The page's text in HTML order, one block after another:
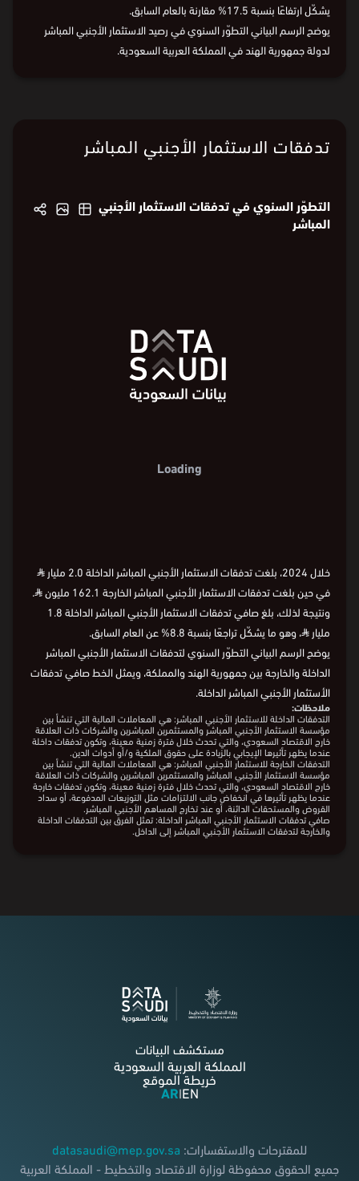
يشكّل ارتفاعًا بنسبة 17.5% مقارنة بالعام السابق.
يوضح الرسم البياني التطوّر السنوي في رصيد الاستثمار الأجنبي المباشر
لدولة جمهورية الهند في المملكة العربية السعودية.
تدفقات الاستثمار الأجنبي المباشر
التطوّر السنوي في تدفقات الاستثمار الأجنبي
المباشر
Loading
خلال 2024، بلغت تدفقات الاستثمار الأجنبي المباشر الداخلة 2.0 مليار
⃁
في حين بلغت تدفقات الاستثمار الأجنبي المباشر الخارجة 162.1 مليون
⃁
.
ونتيجة لذلك، بلغ صافي تدفقات الاستثمار الأجنبي المباشر الداخلة 1.8
مليار⃁، وهو ما يشكّل تراجعًا بنسبة 8.8% عن العام السابق.
يوضح الرسم البياني التطوّر السنوي لتدفقات الاستثمار الأجنبي المباشر
الداخلة والخارجة بين جمهورية الهند والمملكة، ويمثل الخط صافي تدفقات
الأستثمار الأجنبي المباشر الداخلة.
ملاحظات:
التدفقات الداخلة للاستثمار الأجنبي المباشر: هي المعاملات المالية التي تنشأ بين
مؤسسة الاستثمار الأجنبي المباشر والمستثمرين المباشرين والشركات ذات العلاقة
خارج الاقتصاد السعودي، والتي تحدث خلال فترة زمنية معينة، وتكون تدفقات داخلة
عندما يظهر تأثيرها الإيجابي بالزيادة على حقوق الملكية و/أو أدوات الدين.
التدفقات الخارجة للاستثمار الأجنبي المباشر: هي المعاملات المالية التي تنشأ بين
مؤسسة الاستثمار الأجنبي المباشر والمستثمرين المباشرين والشركات ذات العلاقة
خارج الاقتصاد السعودي، والتي تحدث خلال فترة زمنية معينة، وتكون تدفقات خارجة
عندما يظهر تأثيرها في انخفاض جانب الالتزامات مثل التوزيعات المدفوعة، أو سداد
القروض والمستحقات الدائنة، أو عند تخارج المساهم الأجنبي المباشر.
صافي تدفقات الاستثمار الأجنبي المباشر الداخلة: تمثل الفرق بين التدفقات الداخلة
والخارجة لتدفقات الاستثمار الأجنبي المباشر إلى الداخل.
مستكشف البيانات
المملكة العربية السعودية
خريطة الموقع
EN
|
AR
للمقترحات والاستفسارات: datasaudi@mep.gov.sa
جميع الحقوق محفوظة لوزارة الاقتصاد والتخطيط - المملكة العربية